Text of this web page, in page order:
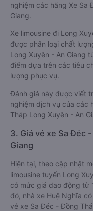
nghiệm các hãng Xe Sa
Giang.
Xe limousine đi Long
được phân loại chất
Long Xuyên - An Giang
điểm dựa trên các tiêu
lượng phục vụ.
Đánh giá này được viết
nghiệm dịch vụ của các
Tháp Long Xuyên - An
3. Giá vé xe Sa Đéc
Giang
Hiện tại, theo cập nhật
limousine tuyến Long
có mức giá dao động từ
đó, nhà xe Huệ Nghĩa
vé xe Sa Đéc - Đồng